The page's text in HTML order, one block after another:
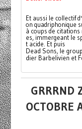
Et aussi le collectif
on quadriphonique
à coups de
es, immergeant le
t acide. Et puis
Dead Sons, le
dier Barbelivien et
GRRRND
OCTOBRE